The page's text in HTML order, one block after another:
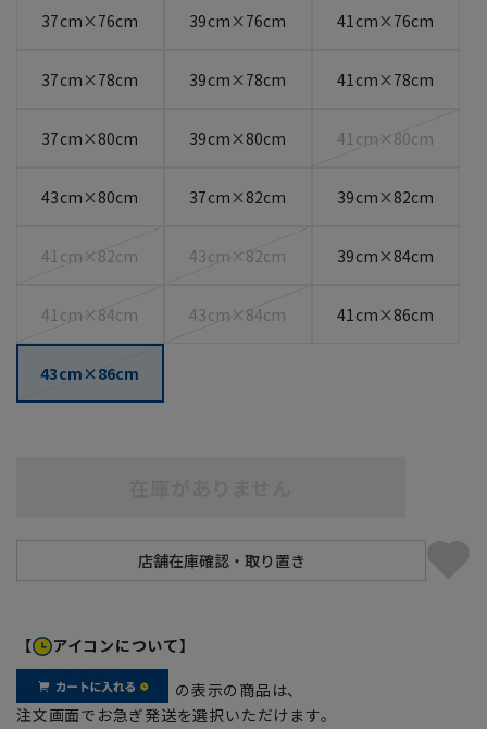
37cm×76cm 39cm×76cm 41cm×76cm
37cm×78cm 39cm×78cm 41cm×78cm
37cm×80cm 39cm×80cm 41cm×80cm
43cm×80cm 37cm×82cm 39cm×82cm
41cm×82cm 43cm×82cm 39cm×84cm
41cm×84cm 43cm×84cm 41cm×86cm
43cm×86cm
【 アイコンについて】
の表示の商品は、
注文画面でお急ぎ発送を選択いただけます。